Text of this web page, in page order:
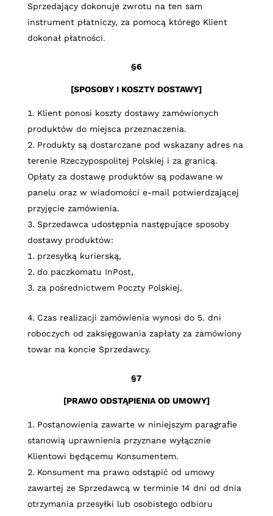
Sprzedający dokonuje zwrotu na ten sam
instrument płatniczy, za pomocą którego Klient
dokonał płatności.
§6
[SPOSOBY I KOSZTY DOSTAWY]
Klient ponosi koszty dostawy zamówionych
produktów do miejsca przeznaczenia.
Produkty są dostarczane pod wskazany adres na
terenie Rzeczypospolitej Polskiej i za granicą.
Opłaty za dostawę produktów są podawane w
panelu oraz w wiadomości e-mail potwierdzającej
przyjęcie zamówienia.
Sprzedawca udostępnia następujące sposoby
dostawy produktów:
przesyłką kurierską,
do paczkomatu InPost,
za pośrednictwem Poczty Polskiej.
Czas realizacji zamówienia wynosi do 5. dni
roboczych od zaksięgowania zapłaty za zamówiony
towar na koncie Sprzedawcy.
§7
[PRAWO ODSTĄPIENIA OD UMOWY]
Postanowienia zawarte w niniejszym paragrafie
stanowią uprawnienia przyznane wyłącznie
Klientowi będącemu Konsumentem.
Konsument ma prawo odstąpić od umowy
zawartej ze Sprzedawcą w terminie 14 dni od dnia
otrzymania przesyłki lub osobistego odbioru